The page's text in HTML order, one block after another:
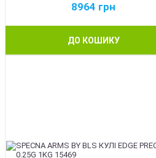
8964 грн
ДО КОШИКУ